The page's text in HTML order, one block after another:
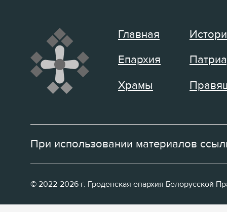
Главная
Епархия
Храмы
При использовании материалов
© 2022-2026 г. Гроденская епархия Белорусской